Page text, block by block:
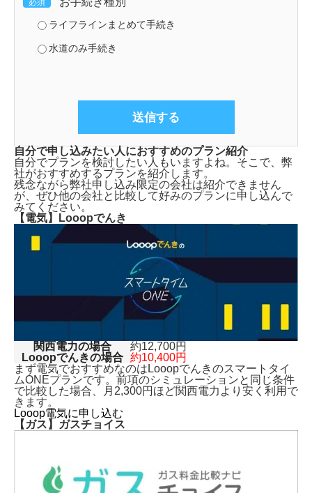
必須
ライフラインまとめて手続き
水道のみ手続き
自分で申し込みたい人におすすめのプラン紹介
自分でプランを検討したい人もいますよね。そこで、弊
社がおすすめするプランを紹介します。
残念ながら弊社申し込み限定の会社は紹介できません
が、ぜひ他の会社と比較して好みのプランに申し込んで
みてください。
【電気】Looopでんき
関西電力の場合
約12,700円
Looopでんきの場合
約10,400円
まず電気でおすすめなのはLooopでんきのスマートタイ
ムONEプランです。前項のシミュレーションと同じ条件
で比較した場合、月2,300円ほど関西電力より安く利用で
きます。
Looop電気に申し込む
【ガス】ガスチョイス